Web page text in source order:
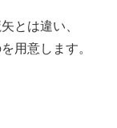
とは違い、
用意します。